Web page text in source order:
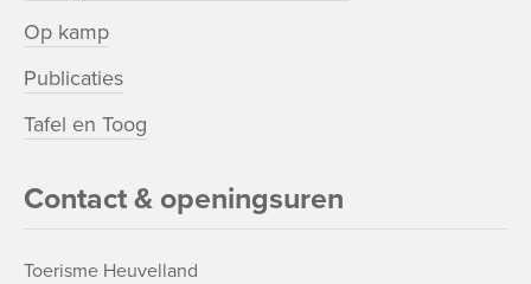
Op kamp
Publicaties
Tafel en Toog
Contact & openingsuren
Toerisme Heuvelland